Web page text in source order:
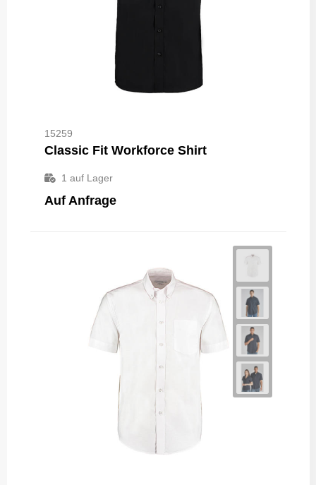
15259
Classic Fit Workforce Shirt
1 auf Lager
Auf Anfrage